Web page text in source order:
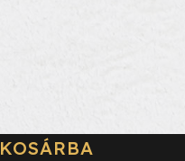
KOSÁRBA